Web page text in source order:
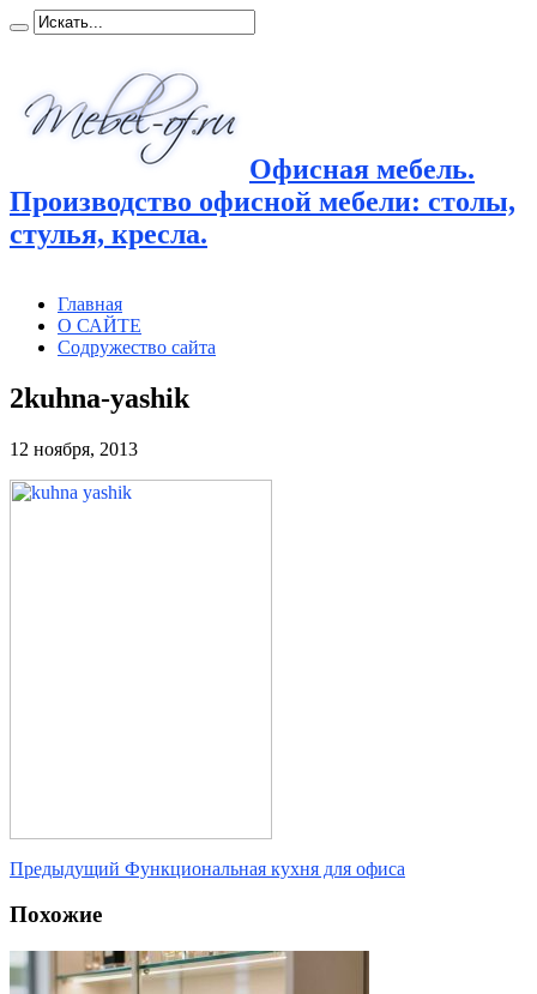
Офисная мебель.
Производство офисной мебели: столы,
стулья, кресла.
Главная
О САЙТЕ
Содружество сайта
2kuhna-yashik
12 ноября, 2013
Предыдущий Функциональная кухня для офиса
Похожие